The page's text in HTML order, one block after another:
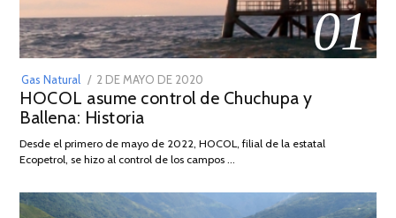
01
Gas Natural
POSTED
ON
2 DE MAYO DE 2020
DE
2026
HOCOL asume control de Chuchupa y
Ballena: Historia
Desde el primero de mayo de 2022, HOCOL, filial de la estatal
Ecopetrol, se hizo al control de los campos …